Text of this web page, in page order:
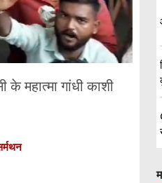
के महात्मा गांधी काशी